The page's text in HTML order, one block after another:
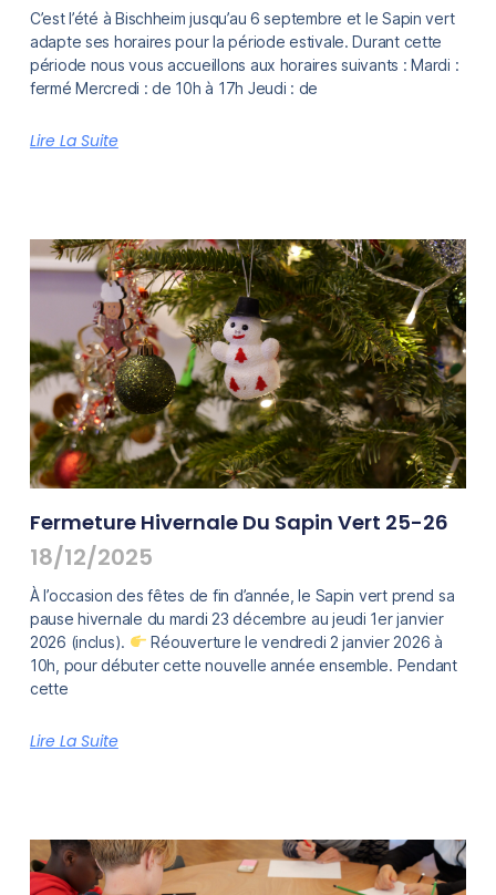
C’est l’été à Bischheim jusqu’au 6 septembre et le Sapin vert
adapte ses horaires pour la période estivale. Durant cette
période nous vous accueillons aux horaires suivants : Mardi :
fermé Mercredi : de 10h à 17h Jeudi : de
Lire La Suite
Fermeture Hivernale Du Sapin Vert 25-26
18/12/2025
À l’occasion des fêtes de fin d’année, le Sapin vert prend sa
pause hivernale du mardi 23 décembre au jeudi 1er janvier
2026 (inclus).
Réouverture le vendredi 2 janvier 2026 à
10h, pour débuter cette nouvelle année ensemble. Pendant
cette
Lire La Suite